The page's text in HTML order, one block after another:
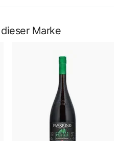
Marke